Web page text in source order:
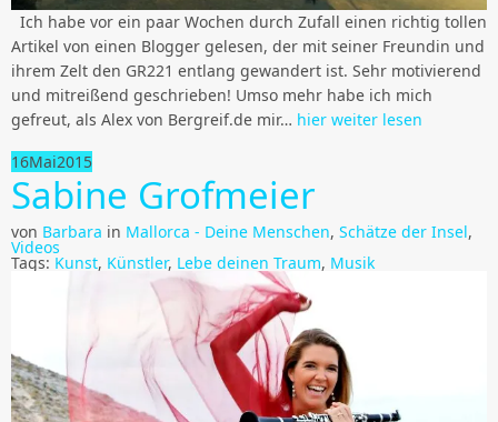
Ich habe vor ein paar Wochen durch Zufall einen richtig tollen
Artikel von einen Blogger gelesen, der mit seiner Freundin und
ihrem Zelt den GR221 entlang gewandert ist. Sehr motivierend
und mitreißend geschrieben! Umso mehr habe ich mich
gefreut, als Alex von Bergreif.de mir… hier weiter lesen
16Mai2015
Sabine Grofmeier
von Barbara in Mallorca - Deine Menschen, Schätze der Insel,
Videos
Tags: Kunst, Künstler, Lebe deinen Traum, Musik